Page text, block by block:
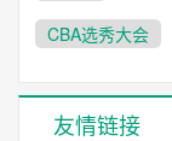
CBA选秀大会
友情链接